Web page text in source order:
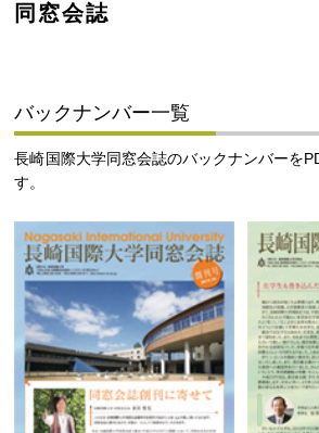
同窓会誌
バックナンバー一覧
長崎国際大学同窓会誌のバックナンバーを
す。